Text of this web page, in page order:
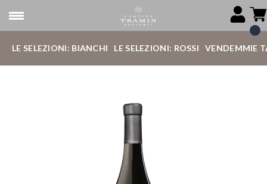
LE SELEZIONI: BIANCHI LE SELEZIONI: ROSSI VENDEMMIE